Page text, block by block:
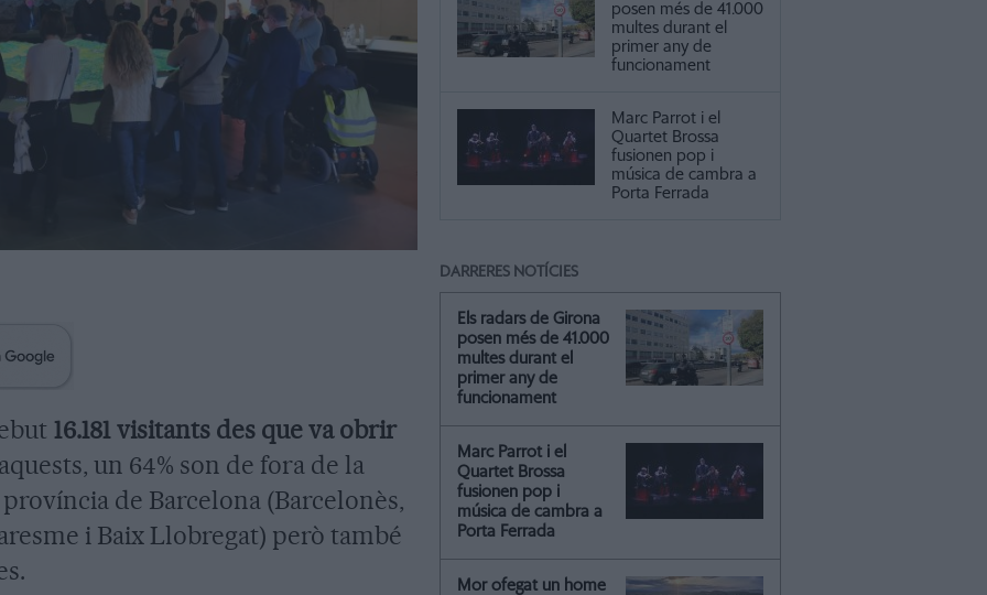
16.181 visitants des que va obrir
un 64% son de fora de la
de Barcelona (Barcelonès,
i Baix Llobregat) però també
posen més de 41.000
multes durant el
primer any de
funcionament
Marc Parrot i el
Quartet Brossa
fusionen pop i
música de cambra a
Porta Ferrada
DARRERES NOTÍCIES
Els radars de Girona
posen més de 41.000
multes durant el
primer any de
funcionament
Marc Parrot i el
Quartet Brossa
fusionen pop i
música de cambra a
Porta Ferrada
Mor ofegat un home